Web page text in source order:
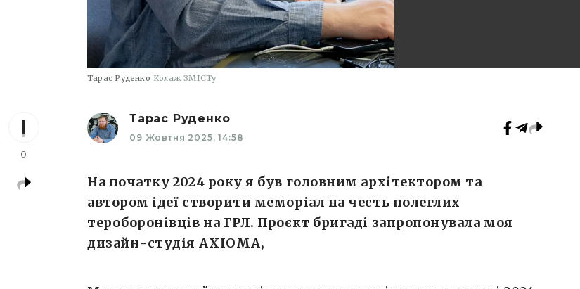
Тарас Руденко Колаж ЗМІСТу
0
Тарас Руденко
09 Жовтня 2025, 14:58
На початку 2024 року я був головним архітектором та
автором ідеї створити меморіал на честь полеглих
тероборонівців на ГРЛ. Проєкт бригаді запропонувала моя
дизайн-студія AXIOMA,